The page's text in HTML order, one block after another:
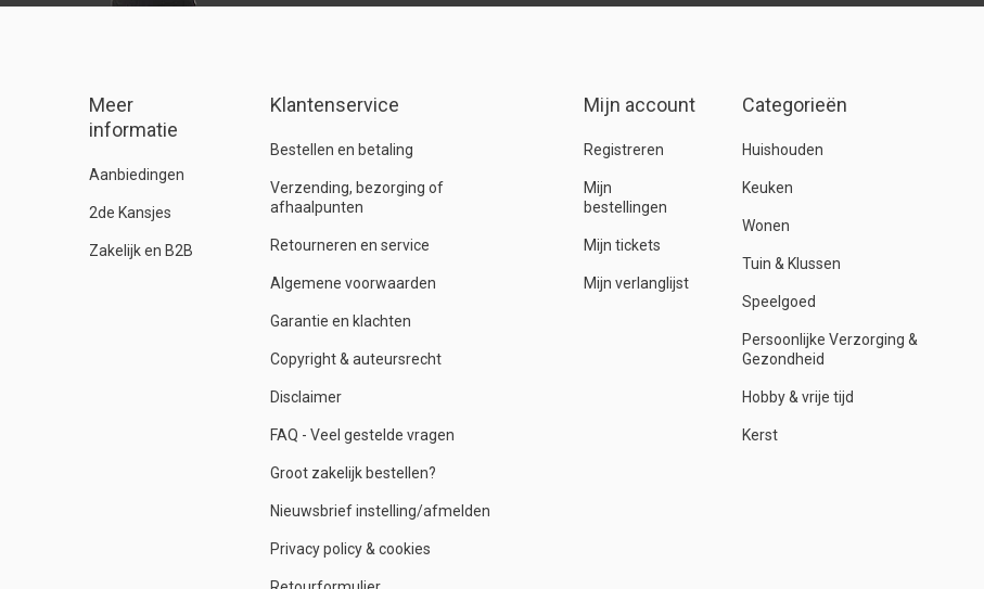
Meer
informatie
Aanbiedingen
2de Kansjes
Zakelijk en B2B
Klantenservice
Bestellen en betaling
Verzending, bezorging of
afhaalpunten
Retourneren en service
Algemene voorwaarden
Garantie en klachten
Copyright & auteursrecht
Disclaimer
FAQ - Veel gestelde vragen
Groot zakelijk bestellen?
Nieuwsbrief instelling/afmelden
Privacy policy & cookies
Mijn account
Registreren
Mijn
bestellingen
Mijn tickets
Mijn verlanglijst
Categorieën
Huishouden
Keuken
Wonen
Tuin & Klussen
Speelgoed
Persoonlijke Verzorging &
Gezondheid
Hobby & vrije tijd
Kerst